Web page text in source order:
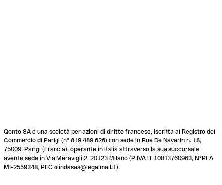
Qonto SA é una società per azioni di diritto francese, iscritta al Registro del
Commercio di Parigi (n° 819 489 626) con sede in Rue De Navarin n. 18,
75009, Parigi (Francia), operante in Italia attraverso la sua succursale
avente sede in Via Meravigli 2, 20123 Milano (P.IVA IT 10813760963, N°REA
MI-2559348, PEC olindasas@legalmail.it).